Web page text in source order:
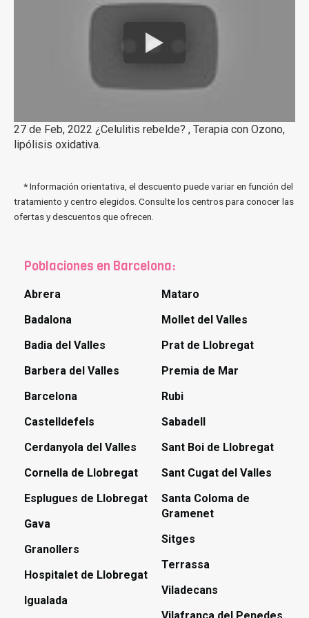
27 de Feb, 2022 ¿Celulitis rebelde? , Terapia con Ozono,
lipólisis oxidativa.
* Información orientativa, el descuento puede variar en función del
tratamiento y centro elegidos. Consulte los centros para conocer las
ofertas y descuentos que ofrecen.
Poblaciones en Barcelona:
Abrera
Badalona
Badia del Valles
Barbera del Valles
Barcelona
Castelldefels
Cerdanyola del Valles
Cornella de Llobregat
Esplugues de Llobregat
Gava
Granollers
Hospitalet de Llobregat
Igualada
Mataro
Mollet del Valles
Prat de Llobregat
Premia de Mar
Rubi
Sabadell
Sant Boi de Llobregat
Sant Cugat del Valles
Santa Coloma de
Gramenet
Sitges
Terrassa
Viladecans